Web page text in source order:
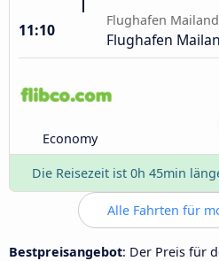
11:10
Flughafen
Flughafen
Economy
Die Reisezeit ist 0h 45min
Alle Fahrten für
Bestpreisangebot: Der Preis für